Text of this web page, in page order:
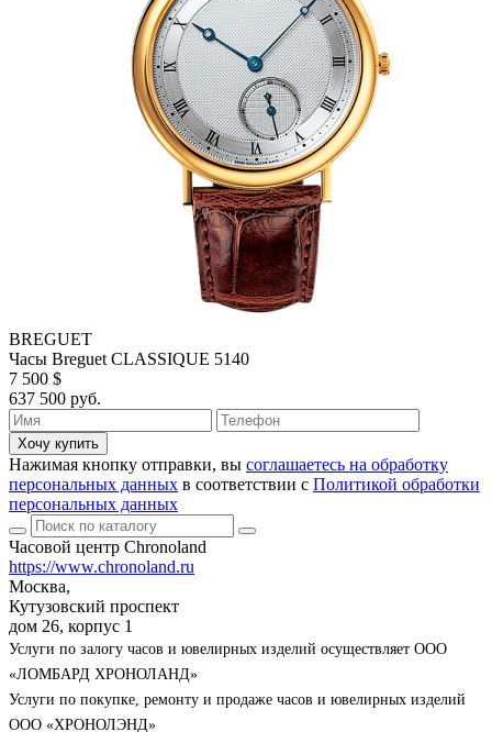
BREGUET
Часы Breguet CLASSIQUE 5140
7 500 $
637 500 руб.
Хочу купить
Нажимая кнопку отправки, вы соглашаетесь на обработку
персональных данных в соответствии с Политикой обработки
персональных данных
Часовой центр Chronoland
https://www.chronoland.ru
Москва,
Кутузовский проспект
дом 26, корпус 1
Услуги по залогу часов и ювелирных изделий осуществляет ООО
«ЛОМБАРД ХРОНОЛАНД»
Услуги по покупке, ремонту и продаже часов и ювелирных изделий
ООО «ХРОНОЛЭНД»